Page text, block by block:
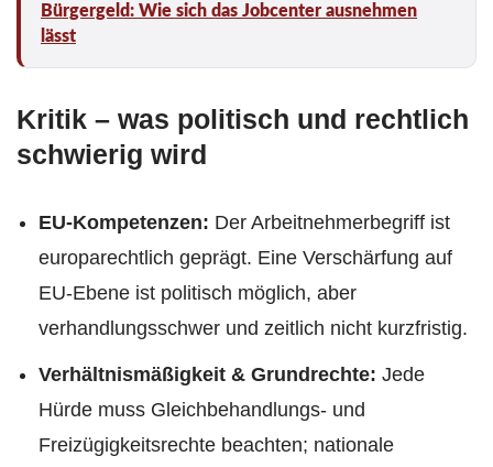
Bürgergeld: Wie sich das Jobcenter ausnehmen
lässt
Kritik – was politisch und rechtlich
schwierig wird
EU-Kompetenzen: Der Arbeitnehmerbegriff ist
europarechtlich geprägt. Eine Verschärfung auf
EU-Ebene ist politisch möglich, aber
verhandlungsschwer und zeitlich nicht kurzfristig.
Verhältnismäßigkeit & Grundrechte: Jede
Hürde muss Gleichbehandlungs- und
Freizügigkeitsrechte beachten; nationale